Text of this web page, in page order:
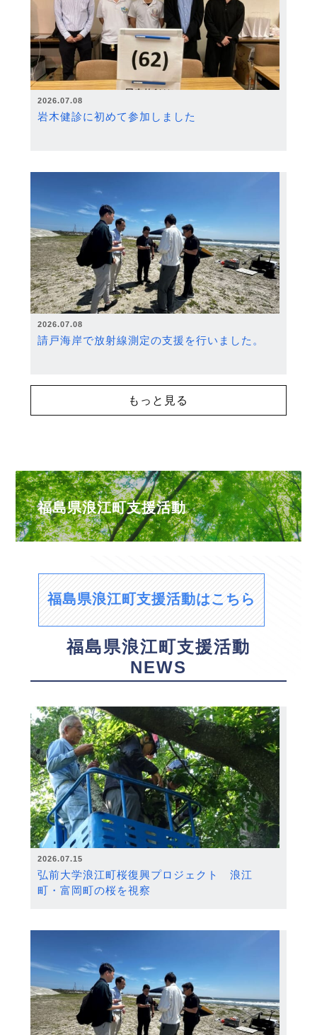
2026.07.08
岩木健診に初めて参加しました
2026.07.08
請戸海岸で放射線測定の支援を行いました。
もっと見る
福島県浪江町支援活動
福島県浪江町支援活動はこちら
福島県浪江町支援活動
NEWS
2026.07.15
弘前大学浪江町桜復興プロジェクト 浪江
町・富岡町の桜を視察